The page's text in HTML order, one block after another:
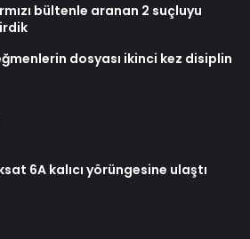
bültenle aranan 2 suçluyu
dosyası ikinci kez disiplin
6A kalıcı yörüngesine ulaştı